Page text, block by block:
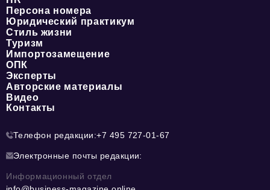
Персона номера
Юридический практикум
Стиль жизни
Туризм
Импортозамещение
ОПК
Эксперты
Авторские материалы
Видео
Контакты
Телефон редакции:+7 495 727-01-67
Электронные почты редакции:
Информационный отдел